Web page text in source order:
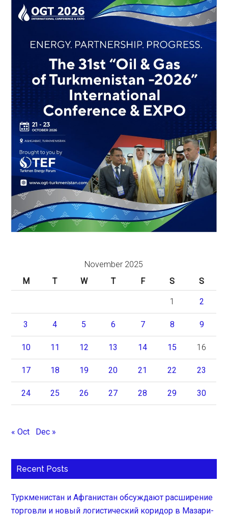
November 2025
M
T W T F S S
1 2
3 4 5 6 7 8 9
10 11 12 13 14 15 16
17 18 19 20 21 22 23
24 25 26 27 28 29 30
« Oct Dec »
Recent Posts
Туркменистан и Афганистан обсуждают расширение
торговли и новый логистический коридор в Мазари-